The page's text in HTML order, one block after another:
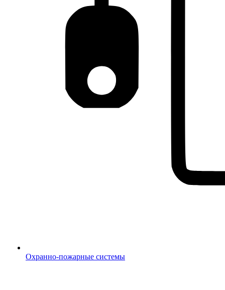
Охранно-пожарные системы